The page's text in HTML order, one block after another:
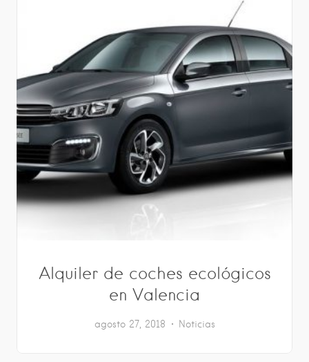
Alquiler de coches ecológicos
en Valencia
agosto 27, 2018 Noticias